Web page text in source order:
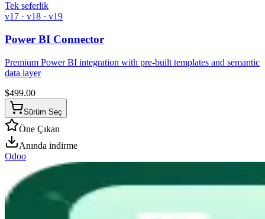
Tek seferlik
v17 · v18 · v19
Power BI Connector
Premium Power BI integration with pre-built templates and semantic
data layer
$499.00
Sürüm Seç
Öne Çıkan
Anında indirme
Odoo